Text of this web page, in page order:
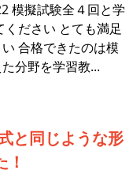
模擬試験全４回と学
ださい とても満足
合格できたのは模
分野を学習教
と同じような形